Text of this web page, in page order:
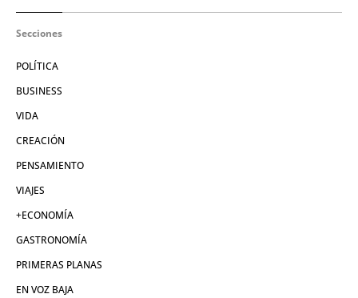
Secciones
POLÍTICA
BUSINESS
VIDA
CREACIÓN
PENSAMIENTO
VIAJES
+ECONOMÍA
GASTRONOMÍA
PRIMERAS PLANAS
EN VOZ BAJA